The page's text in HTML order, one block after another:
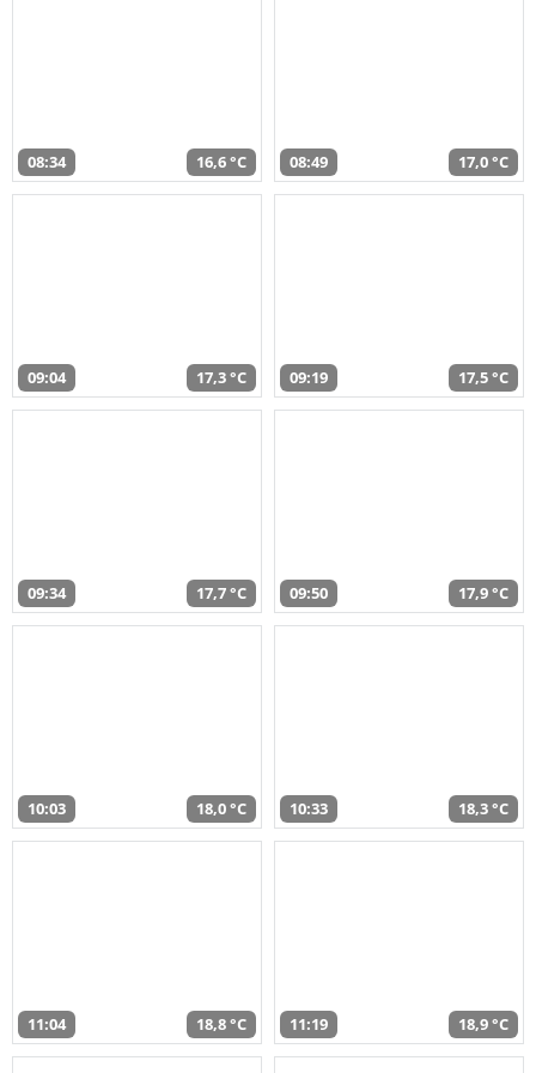
08:34 16,6 °C 08:49 17,0 °C
09:04 17,3 °C 09:19 17,5 °C
09:34 17,7 °C 09:50 17,9 °C
10:03 18,0 °C 10:33 18,3 °C
11:04 18,8 °C 11:19 18,9 °C